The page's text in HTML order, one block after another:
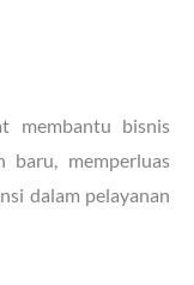
membantu bisnis
baru, memperluas
dalam pelayanan